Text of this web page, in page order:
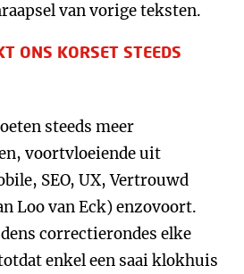
van vorige teksten.
ONS KORSET STEEDS
steeds meer
voortvloeiende uit
SEO, UX, Vertrouwd
Loo van Eck) enzovoort.
correctierondes elke
enkel een saai klokhuis